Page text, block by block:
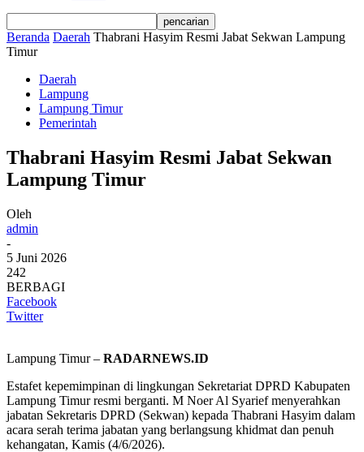
Beranda Daerah Thabrani Hasyim Resmi Jabat Sekwan Lampung
Timur
Daerah
Lampung
Lampung Timur
Pemerintah
Thabrani Hasyim Resmi Jabat Sekwan
Lampung Timur
Oleh
admin
-
5 Juni 2026
242
BERBAGI
Facebook
Twitter
Lampung Timur – RADARNEWS.ID
Estafet kepemimpinan di lingkungan Sekretariat DPRD Kabupaten
Lampung Timur resmi berganti. M Noer Al Syarief menyerahkan
jabatan Sekretaris DPRD (Sekwan) kepada Thabrani Hasyim dalam
acara serah terima jabatan yang berlangsung khidmat dan penuh
kehangatan, Kamis (4/6/2026).